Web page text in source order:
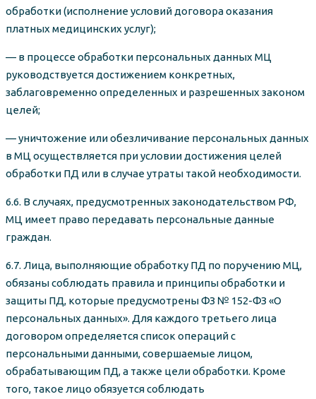
обработки (исполнение условий договора оказания
платных медицинских услуг);
— в процессе обработки персональных данных МЦ
руководствуется достижением конкретных,
заблаговременно определенных и разрешенных законом
целей;
— уничтожение или обезличивание персональных данных
в МЦ осуществляется при условии достижения целей
обработки ПД или в случае утраты такой необходимости.
6.6. В случаях, предусмотренных законодательством РФ,
МЦ имеет право передавать персональные данные
граждан.
6.7. Лица, выполняющие обработку ПД по поручению МЦ,
обязаны соблюдать правила и принципы обработки и
защиты ПД, которые предусмотрены ФЗ № 152-ФЗ «О
персональных данных». Для каждого третьего лица
договором определяется список операций с
персональными данными, совершаемые лицом,
обрабатывающим ПД, а также цели обработки. Кроме
того, такое лицо обязуется соблюдать